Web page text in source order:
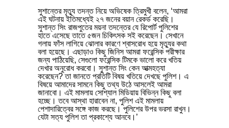
সুশান্তের মৃত্যু তদন্ত নিয়ে অভিষেক ত্রিমুখী বলেন, ‘আমরা
এই ঘটনায় ইতিমধ্যেই ২৭ জনের বয়ান রেকর্ড করেছি।
সুশান্ত সিং রাজপুতের ময়না তদন্তের যে রিপোর্ট পুলিশের
হাতে এসেছে তাতে ৫জন চিকিৎসক সই করেছেন। সেখানে
গলায় ফাঁস লাগিয়ে ঝোলার কারণে শ্বাসরোধ হয়ে মৃত্যুর কথা
বলা হয়েছে। এছাড়াও কিছু জিনিস আমরা ফরেন্সিক পরীক্ষার
জন্য পাঠিয়েছি, সেগুলো ফরেন্সিক টিমকে ভালো করে খতিয়
দেখার অনুরোধ করবো। সুশান্ত সিং কেন আত্মহত্যা
করেছেন? তা জানতে প্রতিটি বিষয় খতিয়ে দেখছে পুলিশ। এ
বিষয়ে আমাদের সামনে কিছু তথ্য উঠে আসলেই আমরা
জানাবো। এই মামলায় সোশ্যাল মিডিয়ায় বিভিন্ন কিছু বলা
হচ্ছে। তবে আস্থা হারাবেন না, পুলিশ এই মামলায়
পেশাদারিত্বের সঙ্গে কাজ করছে। পুলিশের উপর ভরসা রাখুন।
যেটা সত্য পুলিশ তা প্রকাশ্যে আনবে।’